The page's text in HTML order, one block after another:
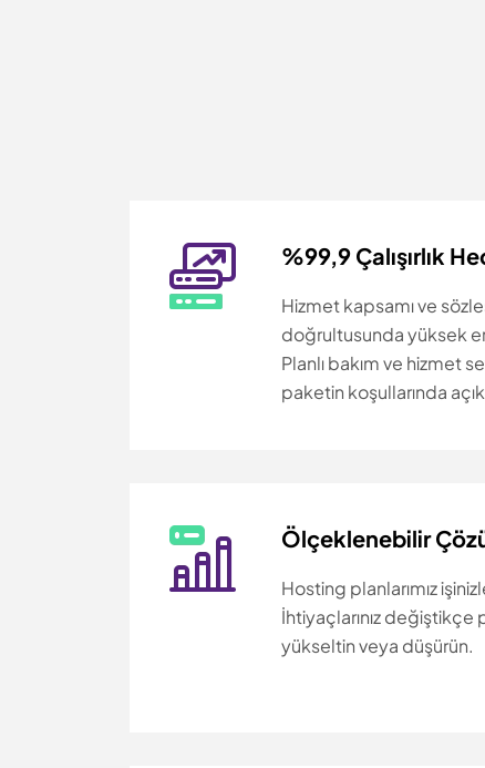
%99,9 Çalışırlık
Hizmet kapsamı ve
doğrultusunda yüksek
Planlı bakım ve hizmet
paketin koşullarında
Ölçeklenebilir
Hosting planlarımız
İhtiyaçlarınız değiştikçe
yükseltin veya düşürün.